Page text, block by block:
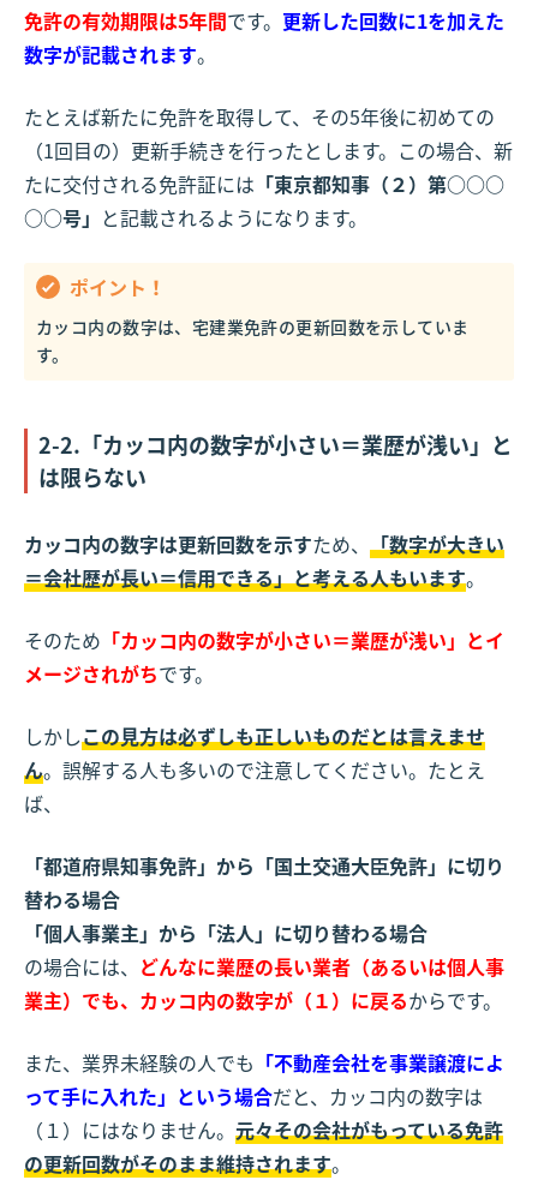
免許の有効期限は5年間です。 更新した回数に1を加えた
数字が記載されます。
たとえば新たに免許を取得して、その5年後に初めての
（1回目の）更新手続きを行ったとします。この場合、新
たに交付される免許証には 「東京都知事（２）第○○○
○○号」 と記載されるようになります。
ポイント！
カッコ内の数字は、宅建業免許の更新回数を示していま
す。
2-2.「カッコ内の数字が小さい＝業歴が浅い」と
は限らない
カッコ内の数字は更新回数を示すため、 「数字が大きい
＝会社歴が長い＝信用できる」と考える人もいます。
そのため 「カッコ内の数字が小さい＝業歴が浅い」とイ
メージされがちです。
しかしこの見方は必ずしも正しいものだとは言えませ
ん。誤解する人も多いので注意してください。たとえ
ば、
「都道府県知事免許」から「国土交通大臣免許」に切り
替わる場合
「個人事業主」から「法人」に切り替わる場合
の場合には、 どんなに業歴の長い業者（あるいは個人事
業主）でも、カッコ内の数字が（１）に戻るからです。
また、業界未経験の人でも 「不動産会社を事業譲渡によ
って手に入れた」という場合だと、カッコ内の数字は
（１）にはなりません。 元々その会社がもっている免許
の更新回数がそのまま維持されます。